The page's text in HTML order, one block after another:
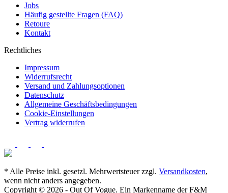
Jobs
Häufig gestellte Fragen (FAQ)
Retoure
Kontakt
Rechtliches
Impressum
Widerrufsrecht
Versand und Zahlungsoptionen
Datenschutz
Allgemeine Geschäftsbedingungen
Cookie-Einstellungen
Vertrag widerrufen
* Alle Preise inkl. gesetzl. Mehrwertsteuer zzgl. Versandkosten,
wenn nicht anders angegeben.
Copyright © 2026 - Out Of Vogue. Ein Markenname der F&M